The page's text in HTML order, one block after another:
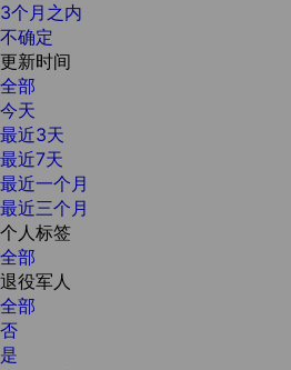
3个月之内
不确定
更新时间
全部
今天
最近3天
最近7天
最近一个月
最近三个月
个人标签
全部
退役军人
全部
否
是